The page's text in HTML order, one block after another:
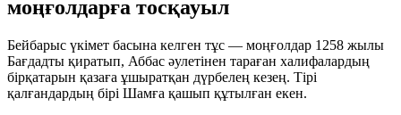
моңғолдарға тосқауыл
Бейбарыс үкімет басына келген тұс — моңғолдар 1258 жылы
Бағдадты қиратып, Аббас әулетінен тараған халифалардың
бірқатарын қазаға ұшыратқан дүрбелең кезең. Тірі
қалғандардың бірі Шамға қашып құтылған екен.